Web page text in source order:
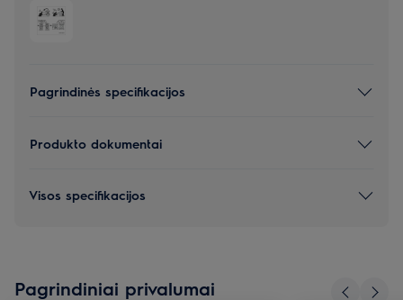
Pagrindinės specifikacijos
Produkto dokumentai
Visos specifikacijos
Pagrindiniai privalumai